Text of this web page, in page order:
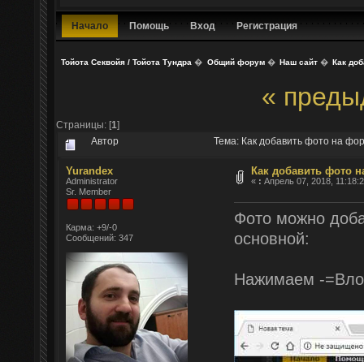
Начало Помощь Вход Регистрация
Тойота Секвойя / Тойота Тундра � Общий форум� Наш сайт� Как
«
Страницы: [1]
Автор Тема: Как добавить фото на
Yurandex
Administrator
Sr. Member
Карма: +9/-0
Сообщений: 347
Как добавить фото
« : Апрель 07, 2018,
Фото можно
основной:
Нажимаем -